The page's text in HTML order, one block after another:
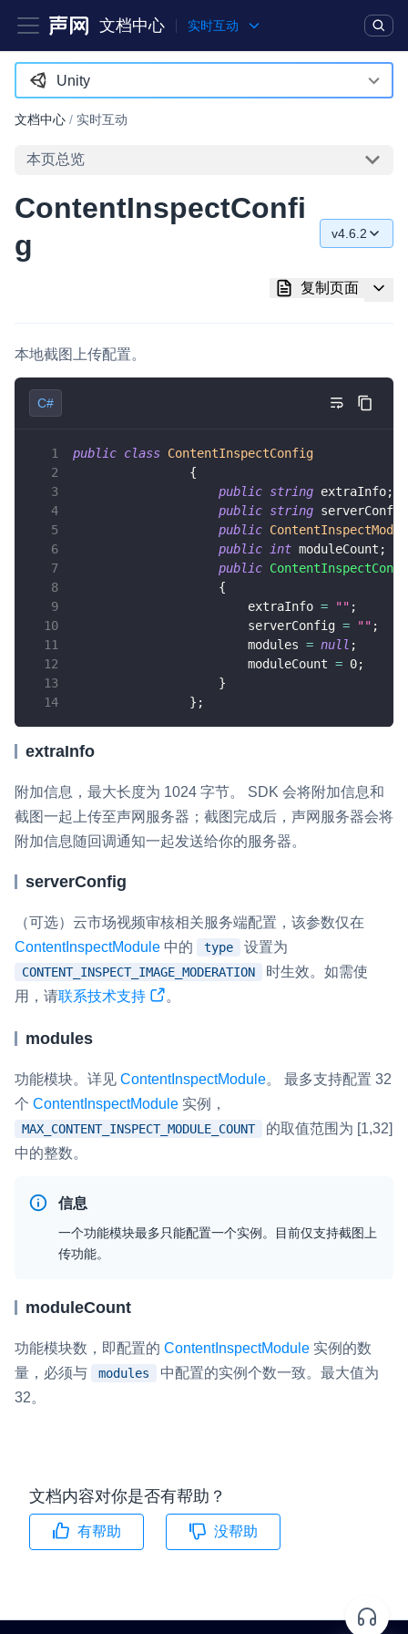
文档中心 实时互动
产品 解决方案
突破传统文字交互模式，与 AI 进行高拟真、自然流畅的实时语
集成实时通信技术，实现更强的实时音视频互动功能、更大的可
实时消息
一整套高可靠、低时延、高并发、安全、全球化的即时聊天云服
对接国内外多家 CDN 供应商，提供一个整体播放体验最佳的
为智能硬件提供优质的媒体流传输，实现人与人、人与物、物与
实时互动扩展能力
快速实现实时的语音转写功能
互动白板
快速实现多人实时互动白板协作
微呼叫
实现智能硬件和微信小程序之间的实时音视频互通
Status Page
集中展示声网主要产品及服务的综合服务质量及可用性信息
内容审核
对实时音频和视频画面进行风险识别，并联动回调和业务处置流
一站式实时互动模块的选型、购买、账号打通
SDK 拓展插件
拓展 SDK 能力，打造更具个性化的音视频互动效果
媒体服务
云端录制
本地服务端录制
旁路推流
RTC 服务端 SDK
PPT 转码服务
控制台
开通和管理声网各项产品服务的统一入口
Unity
Android
iOS
Flutter
React Native
Unreal (C++)
Unreal (Blueprint)
React
文档中心 / 实时互动
本页总览
ContentInspectConfi
g
v4.6.2
v4.4.0
v4.3.2
v4.3.0
v4.2.2
复制页面
本地截图上传配置。
C#
public class ContentInspectConfig
{
public string extraInfo;
public string serverConfig
public
public
int moduleCount ;
public
{
                        extraInfo
= "" ;
                        serverConfig
= "" ;
                        modules
= null ;
                        moduleCount
= 0;
}
} ;
extraInfo
附加信息，最大长度为 1024 字节。 SDK 会将附加信息和
截图一起上传至声网服务器；截图完成后，声网服务器会将
附加信息随回调通知一起发送给你的服务器。
serverConfig
（可选）云市场视频审核相关服务端配置，该参数仅在
ContentInspectModule 中的 type 设置为
CONTENT_INSPECT_IMAGE_MODERATION
时生效。如需使
用，请联系技术支持 。
modules
功能模块。详见 ContentInspectModule。 最多支持配置 32
个 ContentInspectModule 实例，
MAX_CONTENT_INSPECT_MODULE_COUNT
的取值范围为 [1,32]
中的整数。
信息
一个功能模块最多只能配置一个实例。目前仅支持截图上
传功能。
moduleCount
功能模块数，即配置的 ContentInspectModule 实例的数
量，必须与
modules
中配置的实例个数一致。最大值为
32。
文档内容对你是否有帮助？
有帮助 没帮助